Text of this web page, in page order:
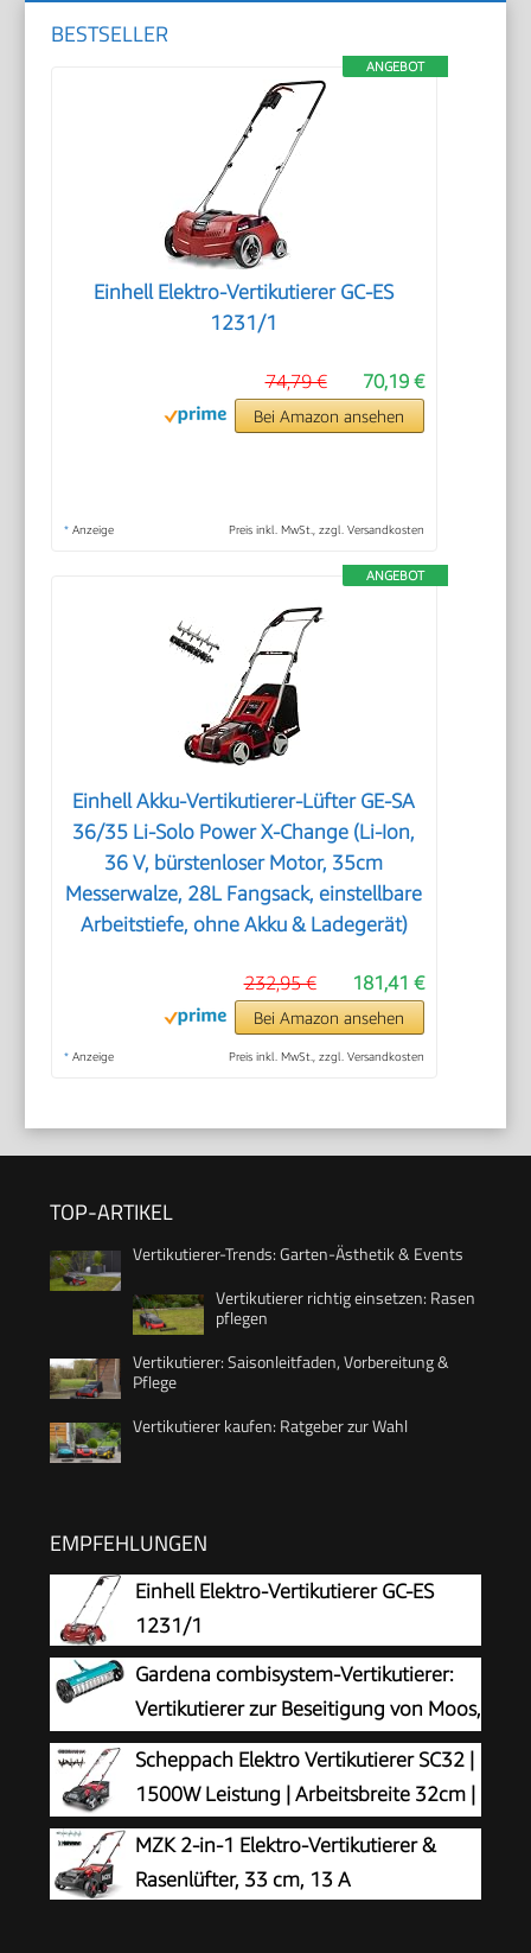
BESTSELLER
ANGEBOT
Einhell Elektro-Vertikutierer GC-ES
1231/1
70,19 €
74,79 €
Bei Amazon ansehen
* Anzeige Preis inkl. MwSt., zzgl. Versandkosten
ANGEBOT
Einhell Akku-Vertikutierer-Lüfter GE-SA
36/35 Li-Solo Power X-Change (Li-Ion,
36 V, bürstenloser Motor, 35cm
Messerwalze, 28L Fangsack, einstellbare
Arbeitstiefe, ohne Akku & Ladegerät)
181,41 €
232,95 €
Bei Amazon ansehen
* Anzeige Preis inkl. MwSt., zzgl. Versandkosten
TOP-ARTIKEL
Vertikutierer-Trends: Garten-Ästhetik & Events
Vertikutierer richtig einsetzen: Rasen
pflegen
Vertikutierer: Saisonleitfaden, Vorbereitung &
Pflege
Vertikutierer kaufen: Ratgeber zur Wahl
EMPFEHLUNGEN
Einhell Elektro-Vertikutierer GC-ES
1231/1
Gardena combisystem-Vertikutierer:
Vertikutierer zur Beseitigung von Moos,
Unkraut und Rasenfilz, 32 cm Arbeitsbreite, mit
robusten Rädern und Hubachse zum leichteren
Arbeiten (3395-88)
Scheppach Elektro Vertikutierer SC32 |
1500W Leistung | Arbeitsbreite 32cm |
Fangkorb 30 L | 4-fache
Höhenverstellung/bis 4mm | Vertikutierwalze
(16 Messer) und Lüfterwalze (36 Krallen)
MZK 2-in-1 Elektro-Vertikutierer &
Rasenlüfter, 33 cm, 13 A